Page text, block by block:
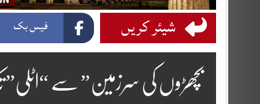
شیئر کریں فیس بک
بچھڑوں کی سرزمین” سے “اٹلی”